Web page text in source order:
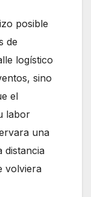
posible
de
logístico
sino
el
labor
una
distancia
volviera